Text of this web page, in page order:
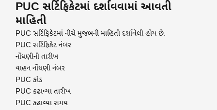
PUC સર્ટિફિકેટમાં દર્શાવવામાં આવતી
માહિતી
PUC સર્ટિફિકેટમાં નીચે મુજબની માહિતી દર્શાવેલી હોય છે.
PUC સર્ટિફિકેટ નંબર
નોંધણીની તારીખ
વાહન નોંધણી નંબર
PUC કોડ
PUC કઢાવ્યા તારીખ
PUC કઢાવ્યા સમય